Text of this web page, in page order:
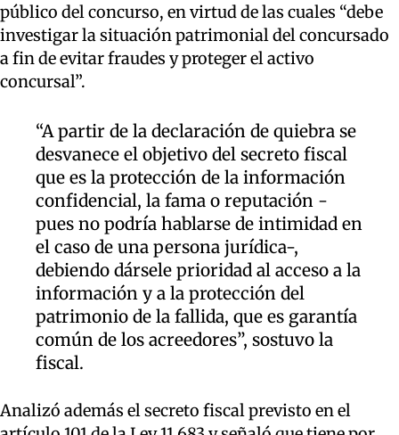
público del concurso, en virtud de las cuales “debe
investigar la situación patrimonial del concursado
a fin de evitar fraudes y proteger el activo
concursal”.
“A partir de la declaración de quiebra se
desvanece el objetivo del secreto fiscal
que es la protección de la información
confidencial, la fama o reputación -
pues no podría hablarse de intimidad en
el caso de una persona jurídica-,
debiendo dársele prioridad al acceso a la
información y a la protección del
patrimonio de la fallida, que es garantía
común de los acreedores”, sostuvo la
fiscal.
Analizó además el secreto fiscal previsto en el